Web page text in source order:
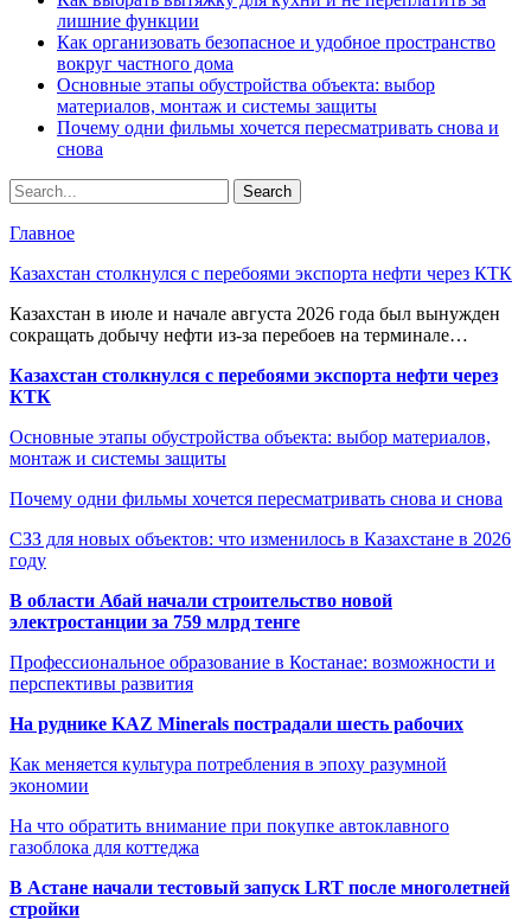
лишние функции
Как организовать безопасное и удобное пространство
вокруг частного дома
Основные этапы обустройства объекта: выбор
материалов, монтаж и системы защиты
Почему одни фильмы хочется пересматривать снова и
снова
Главное
Казахстан столкнулся с перебоями экспорта нефти через КТК
Казахстан в июле и начале августа 2026 года был вынужден
сокращать добычу нефти из-за перебоев на терминале…
Казахстан столкнулся с перебоями экспорта нефти через
КТК
Основные этапы обустройства объекта: выбор материалов,
монтаж и системы защиты
Почему одни фильмы хочется пересматривать снова и снова
СЗЗ для новых объектов: что изменилось в Казахстане в 2026
году
В области Абай начали строительство новой
электростанции за 759 млрд тенге
Профессиональное образование в Костанае: возможности и
перспективы развития
На руднике KAZ Minerals пострадали шесть рабочих
Как меняется культура потребления в эпоху разумной
экономии
На что обратить внимание при покупке автоклавного
газоблока для коттеджа
В Астане начали тестовый запуск LRT после многолетней
стройки